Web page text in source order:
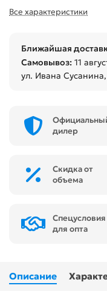
Все характеристики
Ближайшая
Самовывоз: 11
ул. Ивана
дилер
Скидка от
объема
Спецусловия
для опта
Описание